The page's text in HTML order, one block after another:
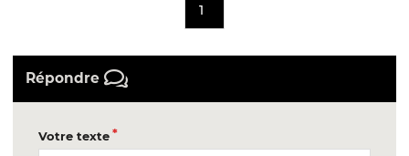
1
Répondre
Votre texte